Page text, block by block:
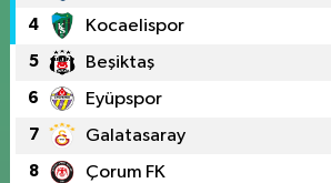
4 Kocaelispor
5 Beşiktaş
6 Eyüpspor
7 Galatasaray
8 Çorum FK